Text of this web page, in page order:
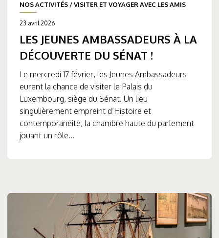
NOS ACTIVITÉS /VISITER ET VOYAGER AVEC LES AMIS
23 avril 2026
LES JEUNES AMBASSADEURS À LA
DÉCOUVERTE DU SÉNAT !
Le mercredi 17 février, les Jeunes Ambassadeurs
eurent la chance de visiter le Palais du
Luxembourg, siège du Sénat. Un lieu
singulièrement empreint d’Histoire et
contemporanéité, la chambre haute du parlement
jouant un rôle...